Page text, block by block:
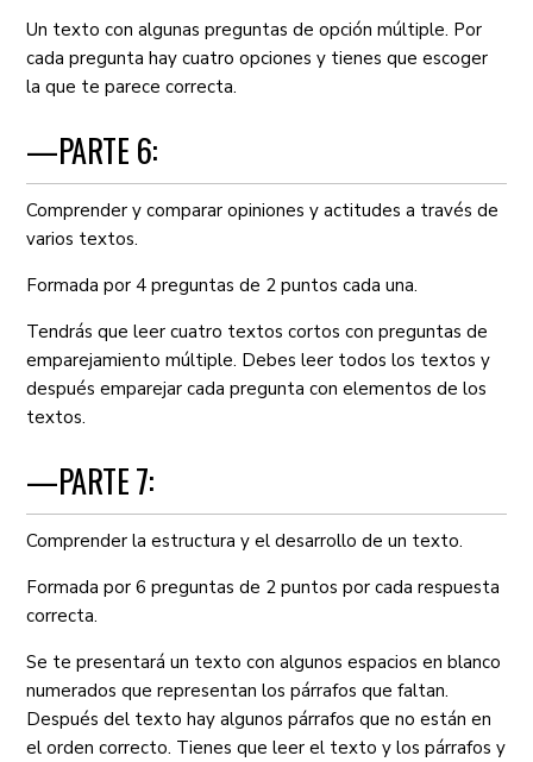
Un texto con algunas preguntas de opción múltiple. Por
cada pregunta hay cuatro opciones y tienes que escoger
la que te parece correcta.
—PARTE 6:
Comprender y comparar opiniones y actitudes a través de
varios textos.
Formada por 4 preguntas de 2 puntos cada una.
Tendrás que leer cuatro textos cortos con preguntas de
emparejamiento múltiple. Debes leer todos los textos y
después emparejar cada pregunta con elementos de los
textos.
—PARTE 7:
Comprender la estructura y el desarrollo de un texto.
Formada por 6 preguntas de 2 puntos por cada respuesta
correcta.
Se te presentará un texto con algunos espacios en blanco
numerados que representan los párrafos que faltan.
Después del texto hay algunos párrafos que no están en
el orden correcto. Tienes que leer el texto y los párrafos y